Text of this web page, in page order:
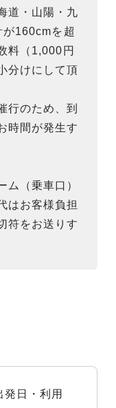
道・山陽・九
160cmを超
料（1,000円
分けにして頂
行のため、到
時間が発生す
ム（乗車口）
はお客様負担
符をお送りす
日・利用